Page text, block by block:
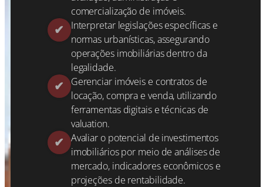
comercialização de imóveis.
Interpretar legislações específicas e
normas urbanísticas, assegurando
operações imobiliárias dentro da
legalidade.
Gerenciar imóveis e contratos de
locação, compra e venda, utilizando
ferramentas digitais e técnicas de
valuation.
Avaliar o potencial de investimentos
imobiliários por meio de análises de
mercado, indicadores econômicos e
projeções de rentabilidade.